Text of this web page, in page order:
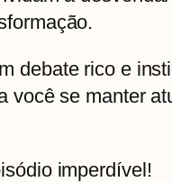
debate rico e
você se manter
imperdível!